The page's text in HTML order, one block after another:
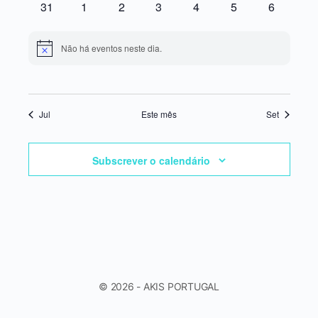
0
31
0
1
0
2
0
3
0
4
0
5
0
6
Aviso Não há eventos neste dia.
Jul Este mês Set
Subscrever o calendário
© 2026 - AKIS PORTUGAL